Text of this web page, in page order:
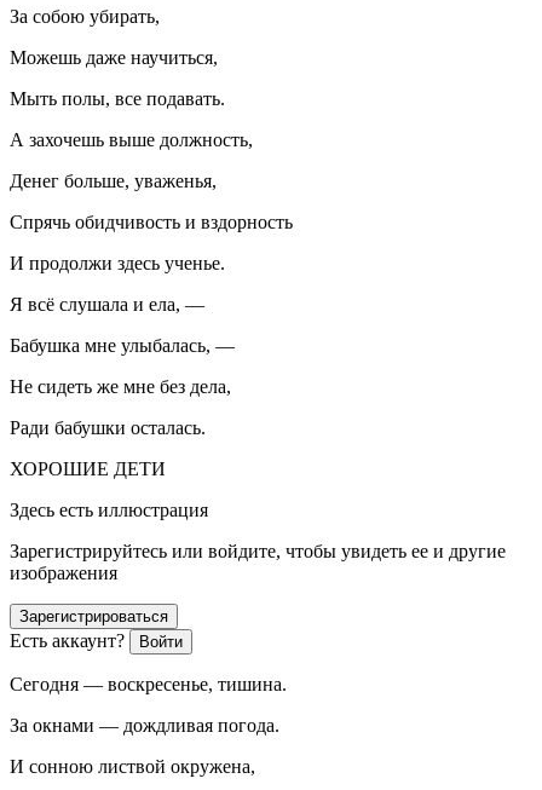
За собою убирать,
Можешь даже научиться,
Мыть полы, все подавать.
А захочешь выше должность,
Денег больше, уваженья,
Спрячь обидчивость и вздорность
И продолжи здесь ученье.
Я всё слушала и ела, —
Бабушка мне улыбалась, —
Не сидеть же мне без дела,
Ради бабушки осталась.
ХОРОШИЕ ДЕТИ
Здесь есть иллюстрация
Зарегистрируйтесь или войдите, чтобы увидеть ее и другие
изображения
Зарегистрироваться
Есть аккаунт? Войти
Сегодня — воскресенье, тишина.
За окнами — дождливая погода.
И сонною листвой окружена,